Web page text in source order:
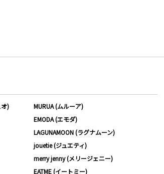
)
MURUA (ムルーア)
EMODA (エモダ)
LAGUNAMOON (ラグナムーン)
jouetie (ジュエティ)
merry jenny (メリージェニー)
EATME (イートミー)